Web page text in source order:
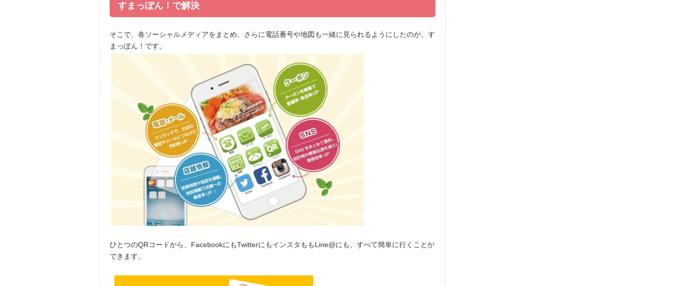
すまっぽん！で解決
そこで、各ソーシャルメディアをまとめ、さらに電話番号や地図も一緒に見られるようにしたのが、す
まっぽん！です。
ひとつのQRコードから、FacebookにもTwitterにもインスタももLine@にも、すべて簡単に行くことが
できます。